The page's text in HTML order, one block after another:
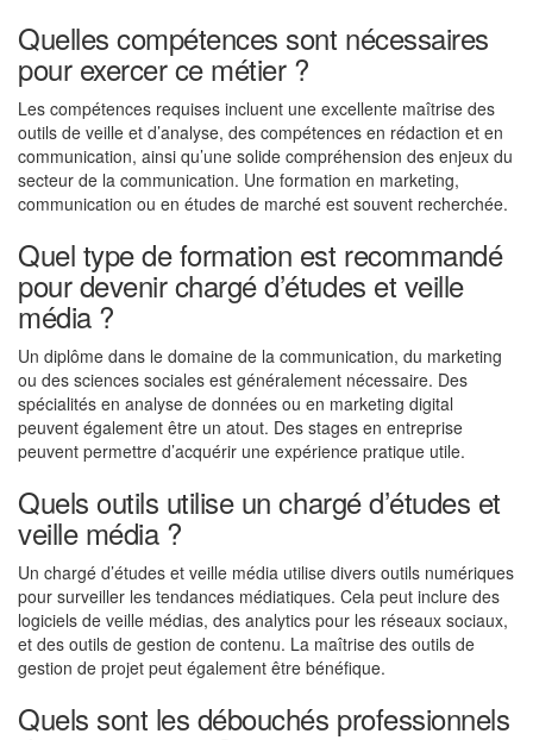
Quelles compétences sont nécessaires
pour exercer ce métier ?
Les compétences requises incluent une excellente maîtrise des
outils de veille et d’analyse, des compétences en rédaction et en
communication, ainsi qu’une solide compréhension des enjeux du
secteur de la communication. Une formation en marketing,
communication ou en études de marché est souvent recherchée.
Quel type de formation est recommandé
pour devenir chargé d’études et veille
média ?
Un diplôme dans le domaine de la communication, du marketing
ou des sciences sociales est généralement nécessaire. Des
spécialités en analyse de données ou en marketing digital
peuvent également être un atout. Des stages en entreprise
peuvent permettre d’acquérir une expérience pratique utile.
Quels outils utilise un chargé d’études et
veille média ?
Un chargé d’études et veille média utilise divers outils numériques
pour surveiller les tendances médiatiques. Cela peut inclure des
logiciels de veille médias, des analytics pour les réseaux sociaux,
et des outils de gestion de contenu. La maîtrise des outils de
gestion de projet peut également être bénéfique.
Quels sont les débouchés professionnels